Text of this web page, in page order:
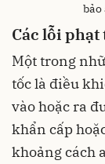
bảo
Các lỗi
Một trong
tốc là điều
vào hoặc ra
khẩn cấp
khoảng cách